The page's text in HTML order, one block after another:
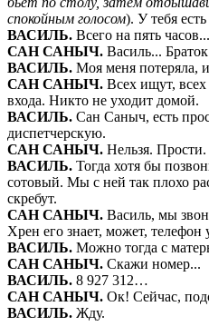
спокойным голосом). У тебя
ВАСИЛЬ. Всего на пять часов...
САН САНЫЧ. Василь...
ВАСИЛЬ. Моя меня потеряла,
САН САНЫЧ. Всех ищут,
входа. Никто не уходит домой.
ВАСИЛЬ. Сан Саныч, есть
диспетчерскую.
САН САНЫЧ. Нельзя. Прости.
ВАСИЛЬ. Тогда хотя бы
сотовый. Мы с ней так плохо
скребут.
САН САНЫЧ. Василь, мы
Хрен его знает, может, телефон
ВАСИЛЬ. Можно тогда с
САН САНЫЧ. Скажи номер...
ВАСИЛЬ. 8 927 312…
САН САНЫЧ. Ок! Сейчас,
ВАСИЛЬ. Жду.